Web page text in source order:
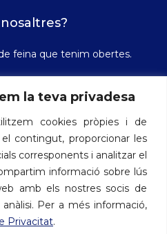
la teva privadesa
cookies pròpies i de
contingut, proporcionar les
corresponents i analitzar el
informació sobre lús
amb els nostres socis de
Per a més informació,
Privacitat.
feina que tenim obertes.
3 - 08001 Barcelona